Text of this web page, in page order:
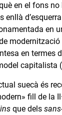
en el fons
enllà
en
modernització
en termes
capitalista
suecà és
fill de la
que dels